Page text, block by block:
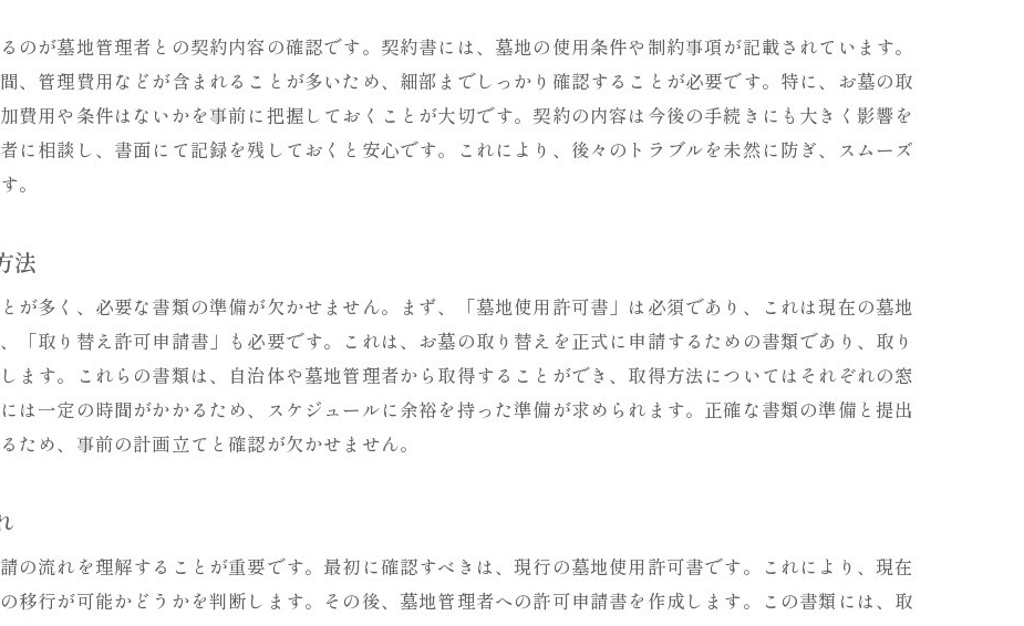
お墓参りを楽しむための新たな工夫
故人との対話が生む家族の絆の深まり
のが墓地管理者との契約内容の確認です。契約書には、墓地の使用条件や制約事項が記載されています。
、管理費用などが含まれることが多いため、細部までしっかり確認することが必要です。特に、お墓の取
費用や条件はないかを事前に把握しておくことが大切です。契約の内容は今後の手続きにも大きく影響を
に相談し、書面にて記録を残しておくと安心です。これにより、後々のトラブルを未然に防ぎ、スムーズ
。
法
が多く、必要な書類の準備が欠かせません。まず、「墓地使用許可書」は必須であり、これは現在の墓地
「取り替え許可申請書」も必要です。これは、お墓の取り替えを正式に申請するための書類であり、取り
ます。これらの書類は、自治体や墓地管理者から取得することができ、取得方法についてはそれぞれの窓
は一定の時間がかかるため、スケジュールに余裕を持った準備が求められます。正確な書類の準備と提出
ため、事前の計画立てと確認が欠かせません。
の流れを理解することが重要です。最初に確認すべきは、現行の墓地使用許可書です。これにより、現在
移行が可能かどうかを判断します。その後、墓地管理者への許可申請書を作成します。この書類には、取